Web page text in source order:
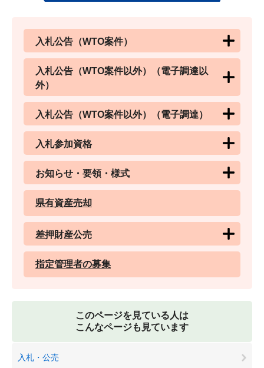
入札公告（WTO案件）
入札公告（WTO案件以外）（電子調達以
外）
入札公告（WTO案件以外）（電子調達）
入札参加資格
お知らせ・要領・様式
県有資産売却
差押財産公売
指定管理者の募集
このページを見ている人は
こんなページも見ています
入札・公売